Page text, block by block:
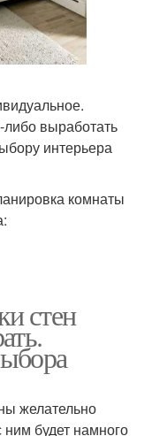
выработать
интерьера
комнаты
стен
желательно
ним будет намного